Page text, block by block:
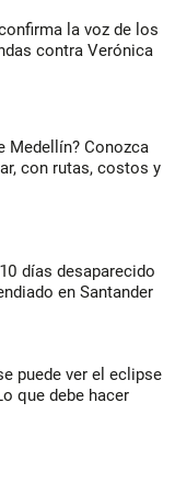
la voz de los
contra Verónica
Medellín? Conozca
con rutas, costos y
días desaparecido
en Santander
puede ver el eclipse
que debe hacer